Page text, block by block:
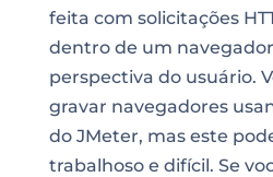
feita com solicitações
dentro de um
perspectiva do usuário.
gravar navegadores
do JMeter, mas este
trabalhoso e difícil. Se